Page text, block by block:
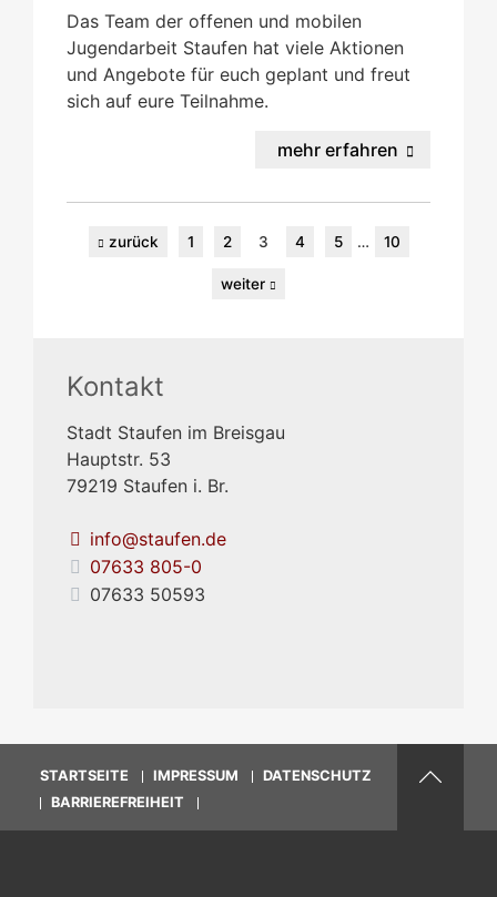
Das Team der offenen und mobilen
Jugendarbeit Staufen hat viele Aktionen
und Angebote für euch geplant und freut
sich auf eure Teilnahme.
mehr erfahren
zurück 1 2 3 4 5 … 10
weiter
Kontakt
Stadt Staufen im Breisgau
Hauptstr. 53
79219 Staufen i. Br.
info@staufen.de
07633 805-0
07633 50593
STARTSEITE IMPRESSUM
DATENSCHUTZ
BARRIEREFREIHEIT